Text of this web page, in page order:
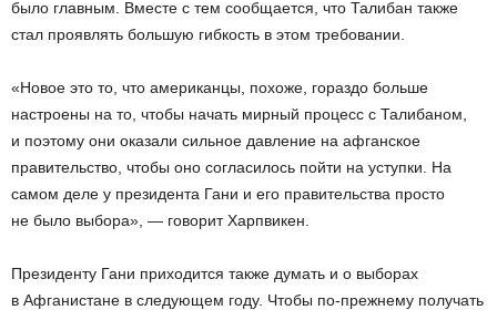
было главным. Вместе с тем сообщается, что Талибан также
стал проявлять большую гибкость в этом требовании.
«Новое это то, что американцы, похоже, гораздо больше
настроены на то, чтобы начать мирный процесс с Талибаном,
и поэтому они оказали сильное давление на афганское
правительство, чтобы оно согласилось пойти на уступки. На
самом деле у президента Гани и его правительства просто
не было выбора», — говорит Харпвикен.
Президенту Гани приходится также думать и о выборах
в Афганистане в следующем году. Чтобы по-прежнему получать